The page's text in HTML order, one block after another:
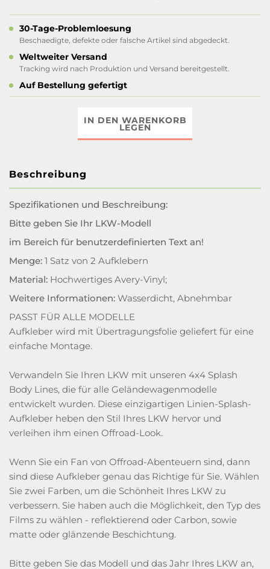
30-Tage-Problemloesung
Beschaedigte, defekte oder falsche Artikel sind abgedeckt.
Weltweiter Versand
Tracking wird nach Produktion und Versand bereitgestellt.
Auf Bestellung gefertigt
IN DEN WARENKORB
LEGEN
Beschreibung
Spezifikationen und Beschreibung:
Bitte geben Sie Ihr LKW-Modell
im Bereich für benutzerdefinierten Text an!
Menge: 1 Satz von 2 Aufklebern
Material: Hochwertiges Avery-Vinyl;
Weitere Informationen: Wasserdicht, Abnehmbar
PASST FÜR ALLE MODELLE
Aufkleber wird mit Übertragungsfolie geliefert für eine
einfache Montage.
Verwandeln Sie Ihren LKW mit unseren 4x4 Splash
Body Lines, die für alle Geländewagenmodelle
entwickelt wurden. Diese einzigartigen Linien-Splash-
Aufkleber heben den Stil Ihres LKW hervor und
verleihen ihm einen Offroad-Look.
Wenn Sie ein Fan von Offroad-Abenteuern sind, dann
sind diese Aufkleber genau das Richtige für Sie. Wählen
Sie zwei Farben, um die Schönheit Ihres LKW zu
verbessern. Sie haben auch die Möglichkeit, den Typ des
Films zu wählen - reflektierend oder Carbon, sowie
matte oder glänzende Beschichtung.
Bitte geben Sie das Modell und das Jahr Ihres LKW an,